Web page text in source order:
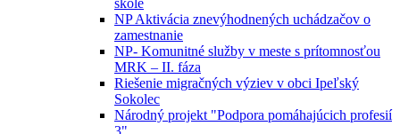
škole
NP Aktivácia znevýhodnených uchádzačov o
zamestnanie
NP- Komunitné služby v meste s prítomnosťou
MRK – II. fáza
Riešenie migračných výziev v obci Ipeľský
Sokolec
Národný projekt "Podpora pomáhajúcich profesií
3"